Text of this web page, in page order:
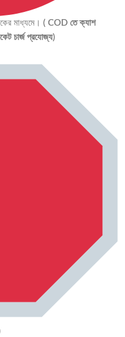
মাধ্যমে। ( COD তে ক্যাশ
চার্জ প্রযোজ্য)